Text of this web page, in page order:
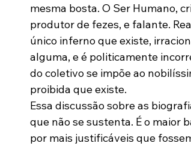
mesma bosta. O Ser Humano,
produtor de fezes, e falante.
único inferno que existe,
alguma, e é politicamente
do coletivo se impõe ao
proibida que existe.
Essa discussão sobre as
que não se sustenta. É o maior
por mais justificáveis que